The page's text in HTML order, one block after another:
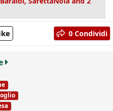
0 Condividi